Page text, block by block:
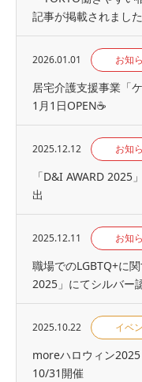
記事が掲載されました
2026.01.01 お知
居宅介護支援事業「
1月1日OPEN☕
2025.12.12 お知
「D&I AWARD 2025
出
2025.12.11 お知
職場でのLGBTQ+に
2025」にてシルバー
2025.10.22 イベ
moreハロウィン
10/31開催